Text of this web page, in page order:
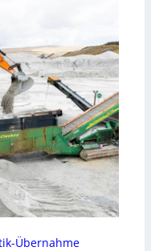
Übernahme